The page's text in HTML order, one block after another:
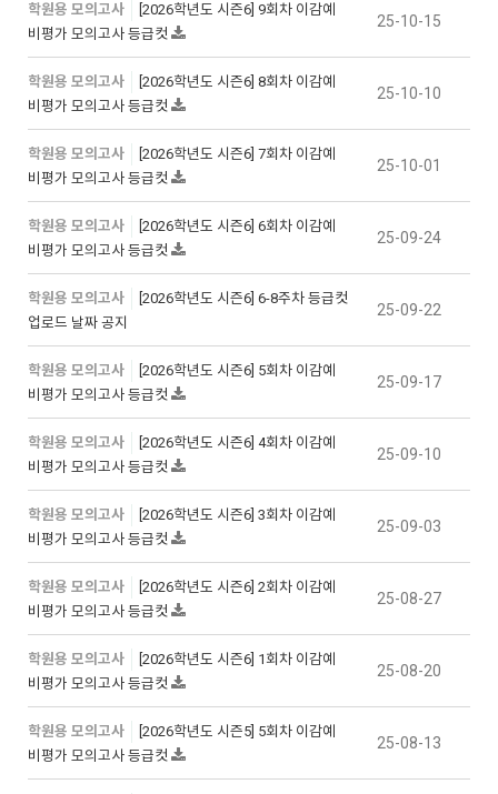
학원용 모의고사
[2026학년도 시즌6] 9회차 이감예
비평가 모의고사 등급컷
25-10-15
학원용 모의고사
[2026학년도 시즌6] 8회차 이감예
비평가 모의고사 등급컷
25-10-10
학원용 모의고사
[2026학년도 시즌6] 7회차 이감예
비평가 모의고사 등급컷
25-10-01
학원용 모의고사
[2026학년도 시즌6] 6회차 이감예
비평가 모의고사 등급컷
25-09-24
학원용 모의고사
[2026학년도 시즌6] 6-8주차 등급컷
업로드 날짜 공지
25-09-22
학원용 모의고사
[2026학년도 시즌6] 5회차 이감예
비평가 모의고사 등급컷
25-09-17
학원용 모의고사
[2026학년도 시즌6] 4회차 이감예
비평가 모의고사 등급컷
25-09-10
학원용 모의고사
[2026학년도 시즌6] 3회차 이감예
비평가 모의고사 등급컷
25-09-03
학원용 모의고사
[2026학년도 시즌6] 2회차 이감예
비평가 모의고사 등급컷
25-08-27
학원용 모의고사
[2026학년도 시즌6] 1회차 이감예
비평가 모의고사 등급컷
25-08-20
학원용 모의고사
[2026학년도 시즌5] 5회차 이감예
비평가 모의고사 등급컷
25-08-13